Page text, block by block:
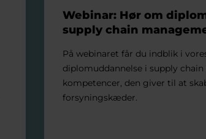
Webinar: Hør om
supply chain
På webinaret får du indblik i
diplomuddannelse i supply
kompetencer, den giver til at
forsyningskæder.